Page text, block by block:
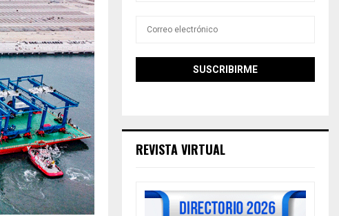
REVISTA VIRTUAL